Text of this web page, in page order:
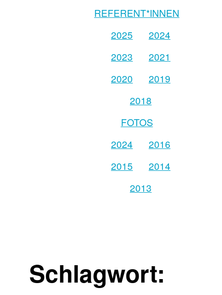
REFERENT*INNEN
2025
2024
2023
2021
2020
2019
2018
FOTOS
2024
2016
2015
2014
2013
Schlagwort: